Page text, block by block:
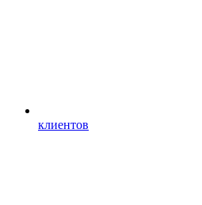
клиентов